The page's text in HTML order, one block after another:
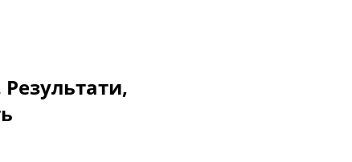
Результати,